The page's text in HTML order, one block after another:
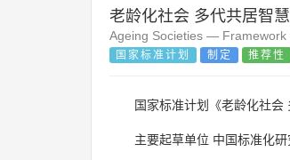
老龄化社会 多代共居智
Ageing Societies —
国家标准计划 制定 推荐性
国家标准计划《老龄化社
主要起草单位 中国标准化